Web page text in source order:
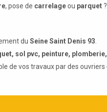
, pose de carrelageou parquet
du Seine Saint Denis 93
sol pvc, peinture,
de vos travaux par des ouvriers